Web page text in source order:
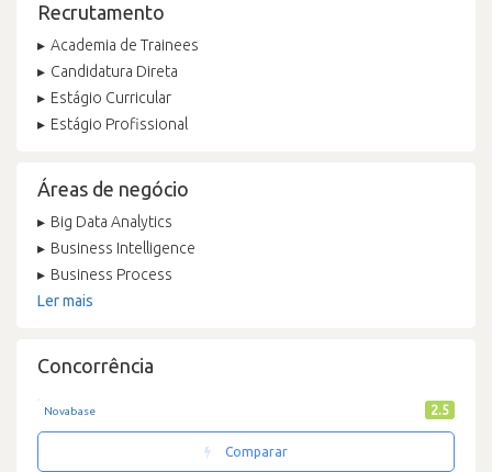
Recrutamento
Academia de Trainees
Candidatura Direta
Estágio Curricular
Estágio Profissional
Áreas de negócio
Big Data Analytics
Business Intelligence
Business Process
Ler mais
Concorrência
Novabase 2.5
Comparar